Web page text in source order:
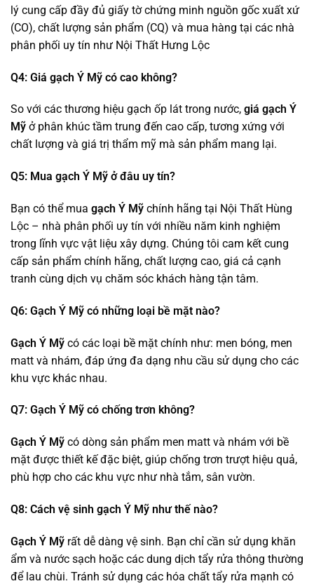
lý cung cấp đầy đủ giấy tờ chứng minh nguồn gốc xuất xứ
(CO), chất lượng sản phẩm (CQ) và mua hàng tại các nhà
phân phối uy tín như Nội Thất Hưng Lộc
Q4: Giá gạch Ý Mỹ có cao không?
So với các thương hiệu gạch ốp lát trong nước, giá gạch Ý
Mỹ ở phân khúc tầm trung đến cao cấp, tương xứng với
chất lượng và giá trị thẩm mỹ mà sản phẩm mang lại.
Q5: Mua gạch Ý Mỹ ở đâu uy tín?
Bạn có thể mua gạch Ý Mỹ chính hãng tại Nội Thất Hùng
Lộc – nhà phân phối uy tín với nhiều năm kinh nghiệm
trong lĩnh vực vật liệu xây dựng. Chúng tôi cam kết cung
cấp sản phẩm chính hãng, chất lượng cao, giá cả cạnh
tranh cùng dịch vụ chăm sóc khách hàng tận tâm.
Q6: Gạch Ý Mỹ có những loại bề mặt nào?
Gạch Ý Mỹ có các loại bề mặt chính như: men bóng, men
matt và nhám, đáp ứng đa dạng nhu cầu sử dụng cho các
khu vực khác nhau.
Q7: Gạch Ý Mỹ có chống trơn không?
Gạch Ý Mỹ có dòng sản phẩm men matt và nhám với bề
mặt được thiết kế đặc biệt, giúp chống trơn trượt hiệu quả,
phù hợp cho các khu vực như nhà tắm, sân vườn.
Q8: Cách vệ sinh gạch Ý Mỹ như thế nào?
Gạch Ý Mỹ rất dễ dàng vệ sinh. Bạn chỉ cần sử dụng khăn
ẩm và nước sạch hoặc các dung dịch tẩy rửa thông thường
để lau chùi. Tránh sử dụng các hóa chất tẩy rửa mạnh có